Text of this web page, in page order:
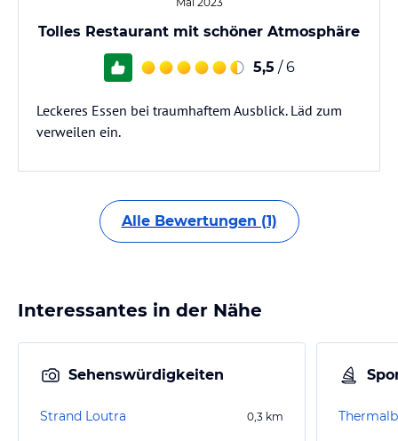
Tolles Restaurant mit schöner Atmosphäre
5,5 / 6
Leckeres Essen bei traumhaftem Ausblick. Läd zum
verweilen ein.
Alle Bewertungen (1)
Interessantes in der Nähe
Sehenswürdigkeiten
Strand Loutra 0,3 km